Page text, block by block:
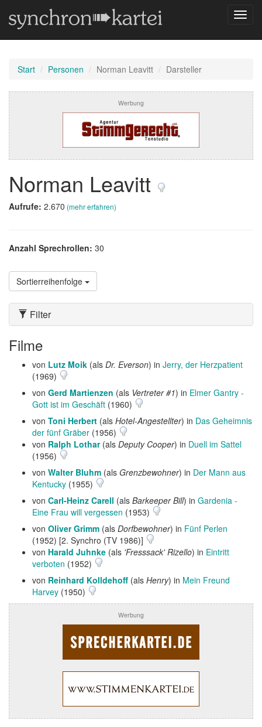
Start Personen Norman Leavitt Darsteller
Werbung
Norman Leavitt
Aufrufe: 2.670 (mehr erfahren)
Anzahl Sprechrollen: 30
Sortierreihenfolge
Filter
Filme
von Lutz Moik (als Dr. Everson) in Jerry, der Herzpatient
(1969)
von Gerd Martienzen (als Vertreter #1) in Elmer Gantry -
Gott ist im Geschäft (1960)
von Toni Herbert (als Hotel-Angestellter) in Das Geheimnis
der fünf Gräber (1956)
von Ralph Lothar(als Deputy Cooper) in Duell im Sattel
(1956)
von Walter Bluhm (als Grenzbewohner) in Der Mann aus
Kentucky (1955)
von Carl-Heinz Carell (als Barkeeper Bill) in Gardenia -
Eine Frau will vergessen (1953)
von Oliver Grimm (als Dorfbewohner) in Fünf Perlen
(1952) [2. Synchro (TV 1986)]
von Harald Juhnke (als 'Fresssack' Rizello) in Eintritt
verboten (1952)
von Reinhard Kolldehoff (als Henry) in Mein Freund
Harvey (1950)
Werbung